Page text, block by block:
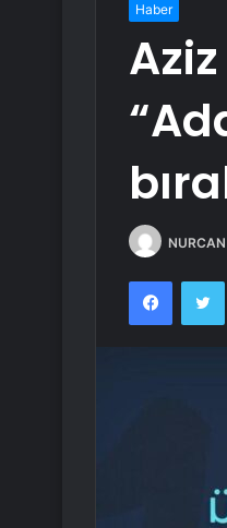
Haber